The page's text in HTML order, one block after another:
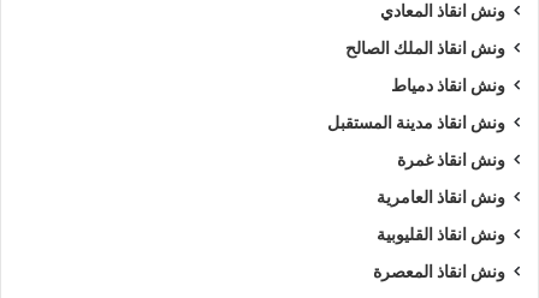
ونش انقاذ المعادي
ونش انقاذ الملك الصالح
ونش انقاذ دمياط
ونش انقاذ مدينة المستقبل
ونش انقاذ غمرة
ونش انقاذ العامرية
ونش انقاذ القليوبية
ونش انقاذ المعصرة